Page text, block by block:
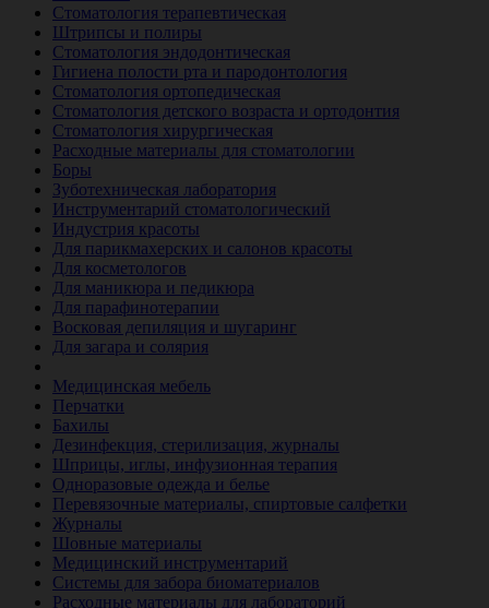
Стоматология терапевтическая
Штрипсы и полиры
Стоматология эндодонтическая
Гигиена полости рта и пародонтология
Стоматология ортопедическая
Стоматология детского возраста и ортодонтия
Стоматология хирургическая
Расходные материалы для стоматологии
Боры
Зуботехническая лаборатория
Инструментарий стоматологический
Индустрия красоты
Для парикмахерских и салонов красоты
Для косметологов
Для маникюра и педикюра
Для парафинотерапии
Восковая депиляция и шугаринг
Для загара и солярия
Медицинская мебель
Перчатки
Бахилы
Дезинфекция, стерилизация, журналы
Шприцы, иглы, инфузионная терапия
Одноразовые одежда и белье
Перевязочные материалы, спиртовые салфетки
Журналы
Шовные материалы
Медицинский инструментарий
Системы для забора биоматериалов
Расходные материалы для лабораторий